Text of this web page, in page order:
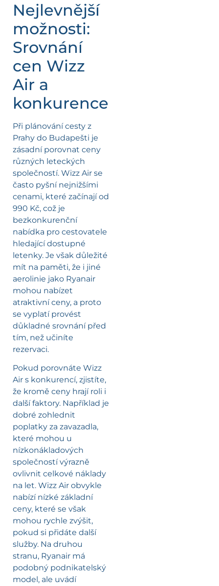
Nejlevnější
možnosti:
Srovnání
cen Wizz
Air a
konkurence
Při plánování cesty z
Prahy do Budapešti je
zásadní porovnat ceny
různých leteckých
společností. Wizz Air se
často pyšní nejnižšími
cenami, které začínají od
990 Kč, což je
bezkonkurenční
nabídka pro cestovatele
hledající dostupné
letenky. Je však důležité
mít na paměti, že i jiné
aerolinie jako Ryanair
mohou nabízet
atraktivní ceny, a proto
se vyplatí provést
důkladné srovnání před
tím, než učiníte
rezervaci.
Pokud porovnáte Wizz
Air s konkurencí, zjistíte,
že kromě ceny hrají roli i
další faktory. Například je
dobré zohlednit
poplatky za zavazadla,
které mohou u
nízkonákladových
společností výrazně
ovlivnit celkové náklady
na let. Wizz Air obvykle
nabízí nízké základní
ceny, které se však
mohou rychle zvýšit,
pokud si přidáte další
služby. Na druhou
stranu, Ryanair má
podobný podnikatelský
model, ale uvádí